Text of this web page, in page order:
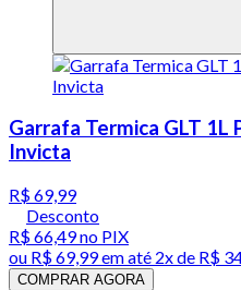
Garrafa Termica GLT 1L
Invicta
R$ 69,99
Desconto
R$ 66,49no PIX
ou R$ 69,99em até 2x de R$
COMPRAR AGORA